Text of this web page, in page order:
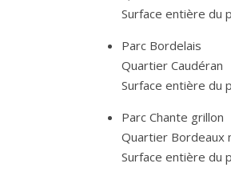
Surface entière du
Parc Bordelais
Quartier Caudéran
Surface entière du
Parc Chante grillon
Quartier Bordeaux
Surface entière du